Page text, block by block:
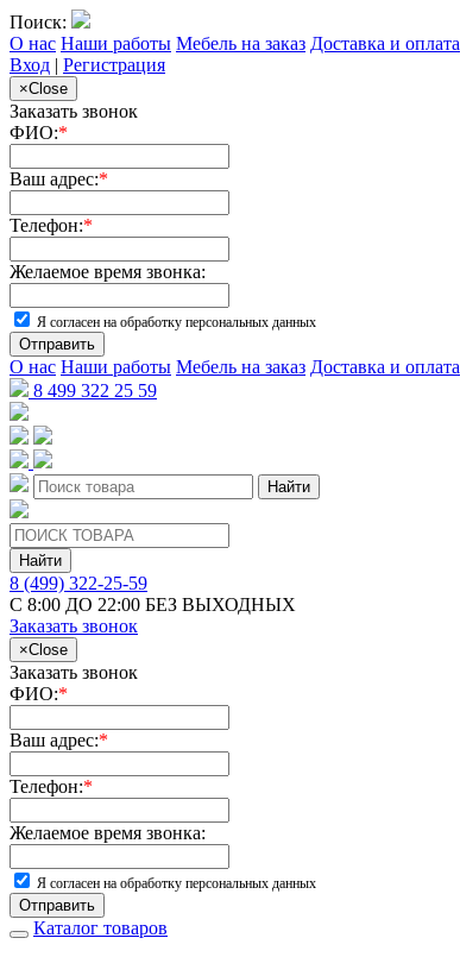
Поиск:
О нас Наши работы Мебель на заказ Доставка и оплата
Вход | Регистрация
×Close
Заказать звонок
ФИО:*
Ваш адрес:*
Телефон:*
Желаемое время звонка:
Я согласен на обработку персональных данных
Отправить
О нас Наши работы Мебель на заказ Доставка и оплата
8 499 322 25 59
Найти
Найти
8 (499) 322-25-59
С 8:00 ДО 22:00 БЕЗ ВЫХОДНЫХ
Заказать звонок
×Close
Заказать звонок
ФИО:*
Ваш адрес:*
Телефон:*
Желаемое время звонка:
Я согласен на обработку персональных данных
Отправить
Каталог товаров